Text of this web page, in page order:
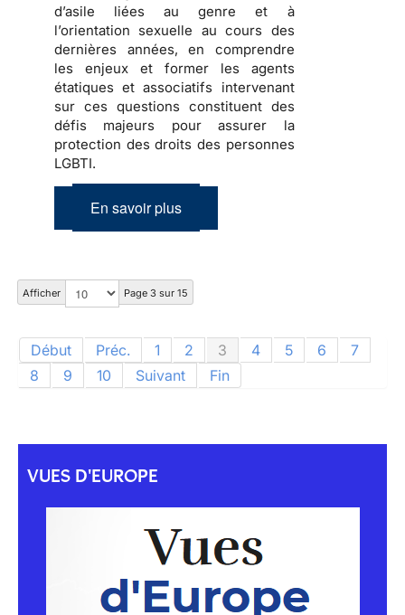
d’asile liées au genre et à
l’orientation sexuelle au cours des
dernières années, en comprendre
les enjeux et former les agents
étatiques et associatifs intervenant
sur ces questions constituent des
défis majeurs pour assurer la
protection des droits des personnes
LGBTI.
En savoir plus
Afficher Page 3 sur 15
Début Préc. 1 2 3 4 5 6
7
8
9 10 Suivant Fin
VUES D'EUROPE